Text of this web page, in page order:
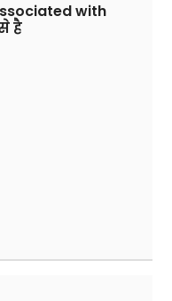
with
है